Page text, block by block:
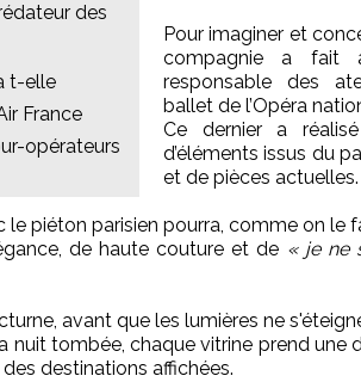
des
t-elle
France
opérateurs
Pour imaginer et
compagnie a fait
responsable des
ballet de l’Opéra
Ce dernier a
d’éléments issus du
et de pièces actuelles.
le piéton parisien pourra, comme on le
de haute couture et de « je ne
avant que les lumières ne
nuit tombée, chaque vitrine prend une
destinations affichées.